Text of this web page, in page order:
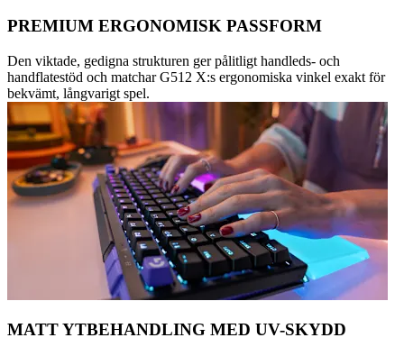
PREMIUM ERGONOMISK PASSFORM
Den viktade, gedigna strukturen ger pålitligt handleds- och
handflatestöd och matchar G512 X:s ergonomiska vinkel exakt för
bekvämt, långvarigt spel.
MATT YTBEHANDLING MED UV-SKYDD